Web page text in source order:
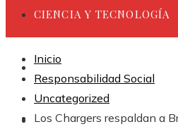
CIENCIA Y TECNOLOGÍA
INVERSIONES Y NEGOCIOS
CULTURA Y OCIO
Inicio
Responsabilidad Social
Uncategorized
Los Chargers respaldan a